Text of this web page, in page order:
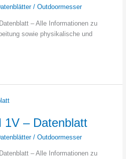
/ Outdoormesser
– Alle Informationen zu
sowie physikalische und
1V – Datenblatt
/ Outdoormesser
– Alle Informationen zu